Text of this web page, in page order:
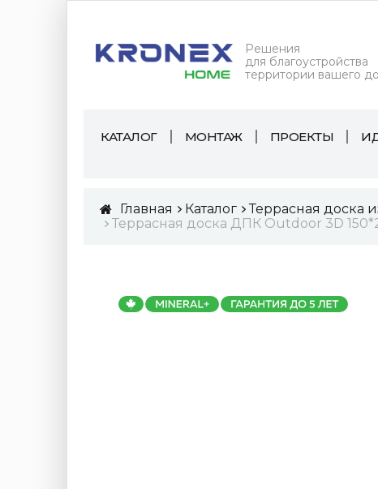
Решения
для благоустройства
территории вашего
КАТАЛОГ МОНТАЖ ПРОЕКТЫ
Главная Каталог
Террасная доска
Террасная доска ДПК Outdoor 3D